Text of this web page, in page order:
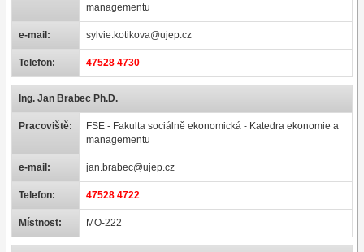
managementu
e-mail: sylvie.kotikova@ujep.cz
Telefon: 47528 4730
Ing. Jan Brabec Ph.D.
Pracoviště:
FSE - Fakulta sociálně ekonomická - Katedra ekonomie a
managementu
e-mail: jan.brabec@ujep.cz
Telefon: 47528 4722
Místnost: MO-222